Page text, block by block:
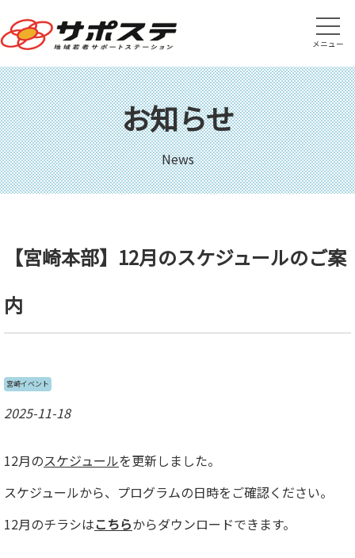
メニュー
お知らせ
News
【宮崎本部】12月のスケジュールのご案
内
宮崎イベント
2025-11-18
12月のスケジュールを更新しました。
スケジュールから、プログラムの日時をご確認ください。
12月のチラシはこちらからダウンロードできます。